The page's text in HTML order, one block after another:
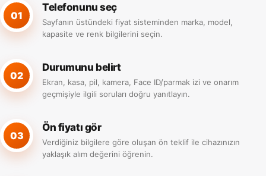
01
Telefonunu seç
Sayfanın üstündeki fiyat sisteminden marka, model,
kapasite ve renk bilgilerini seçin.
02
Durumunu belirt
Ekran, kasa, pil, kamera, Face ID/parmak izi ve onarım
geçmişiyle ilgili soruları doğru yanıtlayın.
03
Ön fiyatı gör
Verdiğiniz bilgilere göre oluşan ön teklif ile cihazınızın
yaklaşık alım değerini öğrenin.